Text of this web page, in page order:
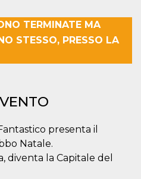
TERMINATE MA
STESSO, PRESSO LA
presenta il
Natale.
diventa la Capitale del
sitio, pero un
buen ejemplo es
mantener un
estado de inicio
un usuario entre
optimización de
de pagos,
facilitando el